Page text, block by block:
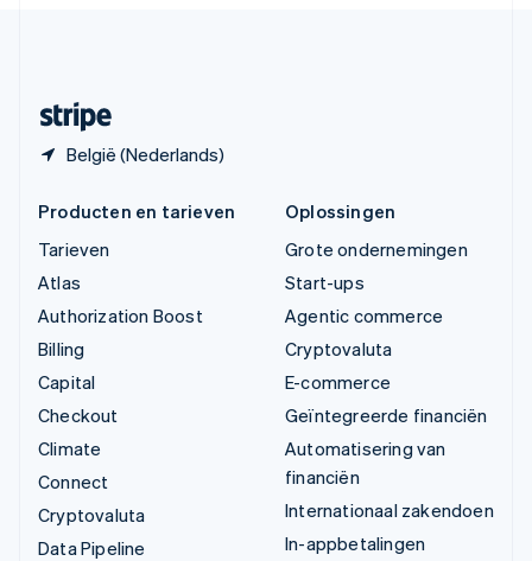
België (Nederlands)
Producten en tarieven
Tarieven
Atlas
Authorization Boost
Billing
Capital
Checkout
Climate
Connect
Cryptovaluta
Data Pipeline
Oplossingen
Grote ondernemingen
Start-ups
Agentic commerce
Cryptovaluta
E-commerce
Geïntegreerde financiën
Automatisering van
financiën
Internationaal zakendoen
In-appbetalingen